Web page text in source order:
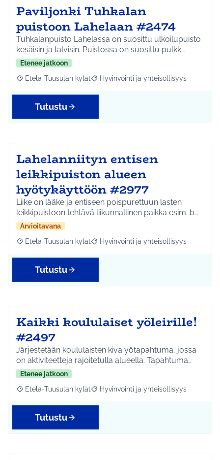
Paviljonki Tuhkalan
puistoon Lahelaan #2474
Tuhkalanpuisto Lahelassa on suosittu ulkoilupuisto
kesäisin ja talvisin. Puistossa on suosittu pulkk…
Etenee jatkoon
Rajaa tulokset aihepiirin mukaan: Etelä-Tuusulan kylät
Etelä-Tuusulan kylät Rajaa tulokset teeman mukaan:
Hyvinvointi ja yhteisöllisyys
Tutustu
Lahelanniityn entisen
leikkipuiston alueen
hyötykäyttöön #2977
Liike on lääke ja entiseen poispurettuun lasten
leikkipuistoon tehtävä liikunnallinen paikka esim. b…
Arvioitavana
Rajaa tulokset aihepiirin mukaan: Etelä-Tuusulan kylät
Etelä-Tuusulan kylät Rajaa tulokset teeman mukaan:
Hyvinvointi ja yhteisöllisyys
Tutustu
Kaikki koululaiset yöleirille!
#2497
Järjestetään koululaisten kiva yötapahtuma, jossa
on aktiviteetteja rajoitetulla alueella. Tapahtuma…
Etenee jatkoon
Rajaa tulokset aihepiirin mukaan: Etelä-Tuusulan kylät
Etelä-Tuusulan kylät Rajaa tulokset teeman mukaan:
Hyvinvointi ja yhteisöllisyys
Tutustu